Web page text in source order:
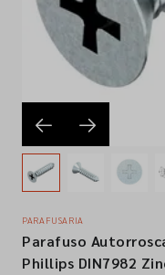
Marcas
Favoritos
Empresa
Contactos
Siga-nos nas
PARAFUSARIA
Parafuso
Phillips DIN7982